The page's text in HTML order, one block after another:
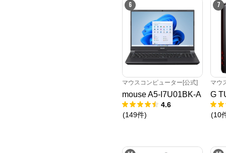
6
マウスコンピューター[公式]
mouse A5-I7U01BK-A
4.6
(149件)
7
マウ
G
(10